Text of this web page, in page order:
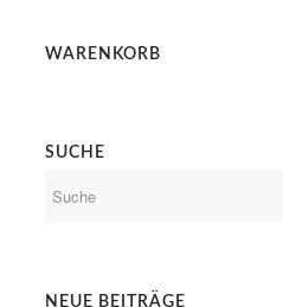
WARENKORB
SUCHE
NEUE BEITRÄGE